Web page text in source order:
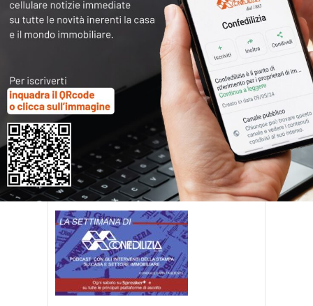
“In occasione della riunione sul Piano Casa,
abbiamo evidenziato al Ministro Salvini che le
strade per migliorare la situazione abitativa in
Italia sono essenzialmente due. La prima è il
rec... Leggi
La settimana di Confedilizia